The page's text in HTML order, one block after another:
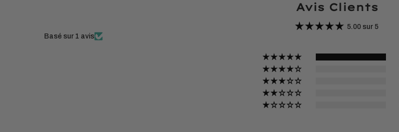
Avis Clients
5.00 sur 5
Basé sur 1 avis